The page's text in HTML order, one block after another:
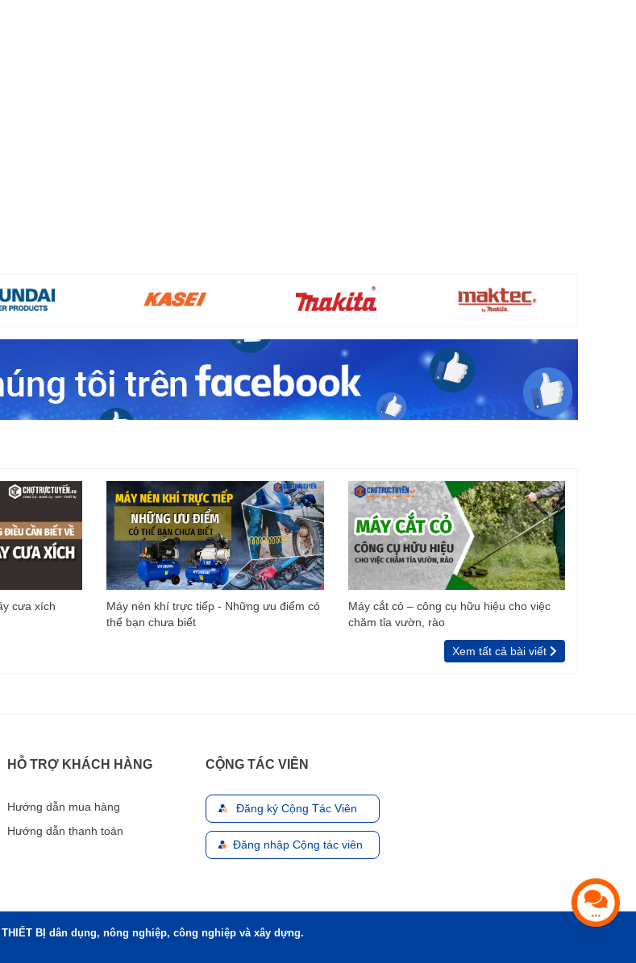
cưa xích
Máy nén khí trực tiếp - Những ưu điểm có
thể bạn chưa biết
Máy cắt cỏ – công cụ hữu hiệu cho việc
chăm tỉa vườn, rào
Xem tất cả bài viết
HỖ TRỢ KHÁCH HÀNG
Hướng dẫn mua hàng
Hướng dẫn thanh toán
CỘNG TÁC VIÊN
Đăng ký Cộng Tác Viên
Đăng nhập Cộng tác viên
BỊ dân dụng, nông nghiệp, công nghiệp và xây dựng.